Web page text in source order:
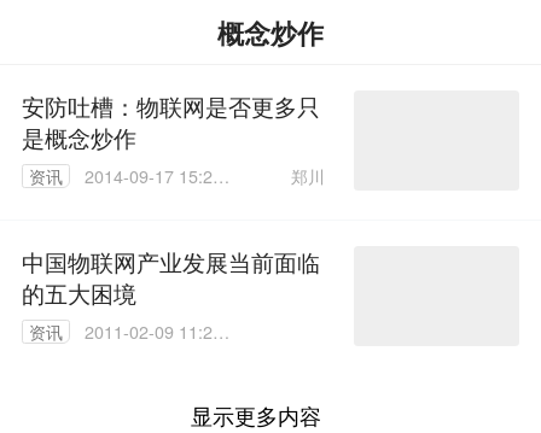
概念炒作
安防吐槽：物联网是否更多只
是概念炒作
资讯
2014-09-17 15:23:
郑川
中国物联网产业发展当前面临
的五大困境
资讯
2011-02-09 11:23:
显示更多内容